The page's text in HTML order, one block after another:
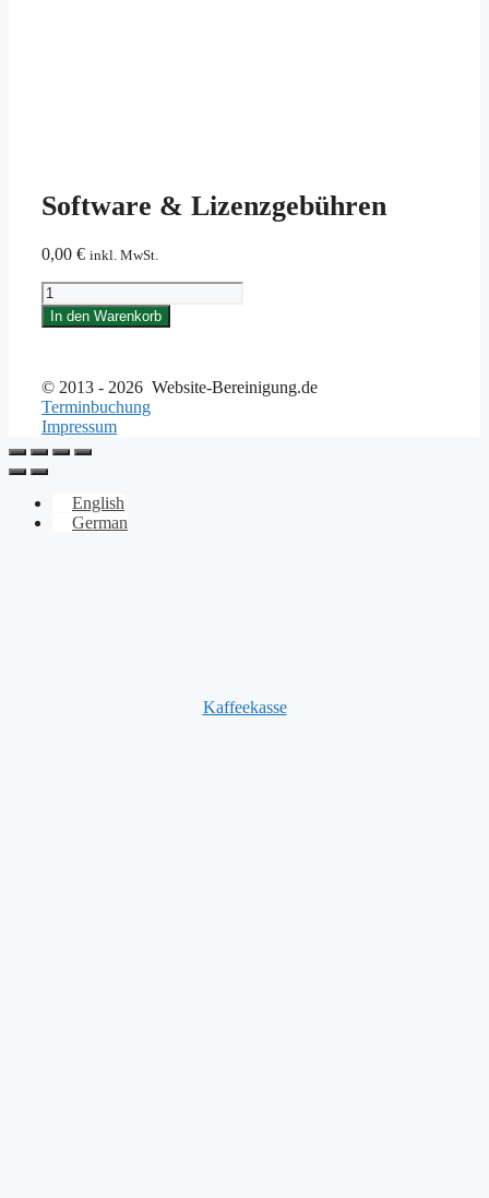
Software & Lizenzgebühren
0,00 € inkl. MwSt.
Software
&
Lizenzgebühren
In den Warenkorb
© 2013 - 2026 Website-Bereinigung.de
Terminbuchung
Impressum
English
German
Kaffeekasse